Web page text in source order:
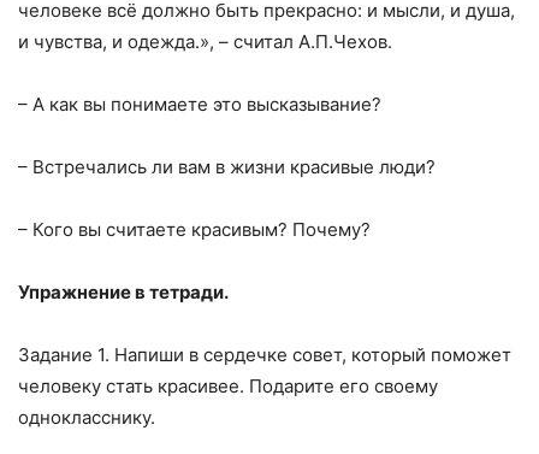
человеке всё должно быть прекрасно: и мысли, и душа,
и чувства, и одежда.», – считал А.П.Чехов.
– А как вы понимаете это высказывание?
– Встречались ли вам в жизни красивые люди?
– Кого вы считаете красивым? Почему?
Упражнение в тетради.
Задание 1. Напиши в сердечке совет, который поможет
человеку стать красивее. Подарите его своему
однокласснику.